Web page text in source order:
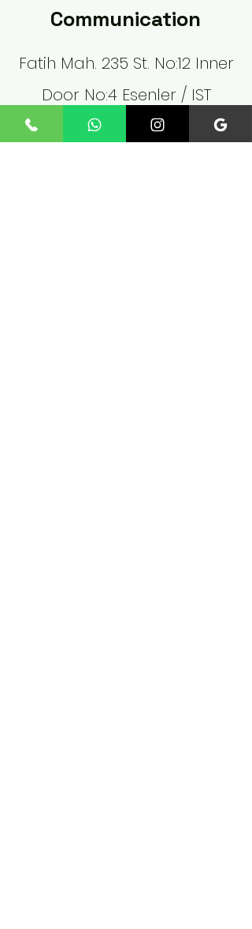
Communication
Fatih Mah. 235 St. No:12 Inner
Door No:4 Esenler / IST
Phone: +90 545 824 02 61